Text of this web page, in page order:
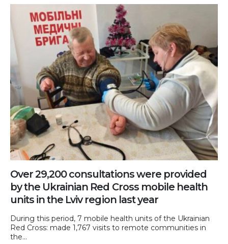
Over 29,200 consultations were provided
by the Ukrainian Red Cross mobile health
units in the Lviv region last year
During this period, 7 mobile health units of the Ukrainian
Red Cross: made 1,767 visits to remote communities in
the...